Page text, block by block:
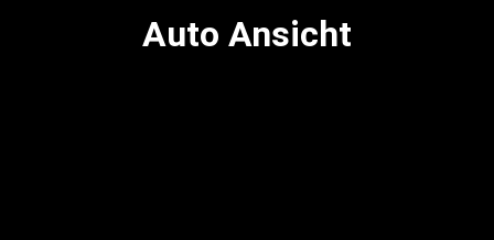
Auto Ansicht